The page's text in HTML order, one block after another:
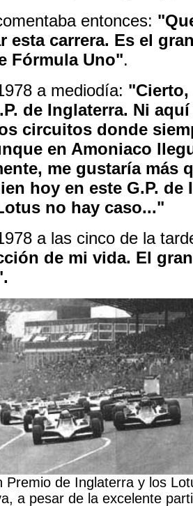
entonces:
esta carrera. Es el
Fórmula Uno".
a mediodía:
de Inglaterra. Ni
circuitos donde
en Amoniaco
me gustaría más
hoy en este G.P. de
no hay caso..."
a las cinco de la
de mi vida. El
Premio de Inglaterra y los
a pesar de la excelente